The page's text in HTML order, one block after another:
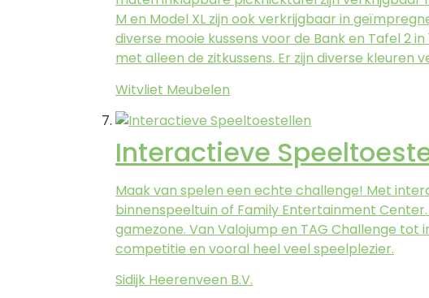
M en Model XL zijn ook verkrijgbaar in
diverse mooie kussens voor de Bank en Tafel 2
met alleen de zitkussens. Er zijn diverse
Witvliet Meubelen
Interactieve
Maak van spelen een echte challenge! Met
binnenspeeltuin of Family Entertainment
gamezone. Van Valojump en TAG Challenge
competitie en vooral heel veel speelplezier.
Sidijk Heerenveen B.V.